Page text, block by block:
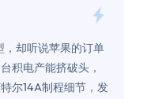
却听说苹果的订单
积电产能挤破头，
尔14A制程细节，发